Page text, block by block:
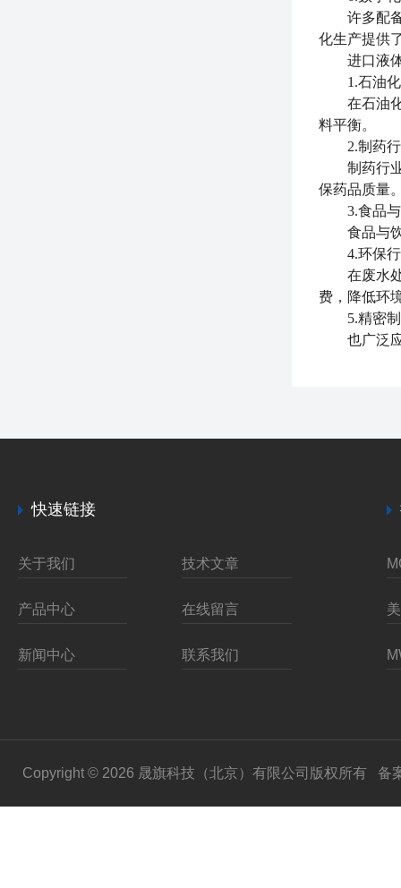
许多配备
化生产提供
进口液体
1.石油化
在石油化
料平衡。
2.制药行
制药行业
保药品质量
3.食品与
食品与饮
4.环保行
在废水处
费，降低环
5.精密制
也广泛应
快速链接
关于我们 技术文章
产品中心 在线留言
新闻中心 联系我们
Copyright © 2026 晟旗科技（北京）有限公司版权所有 备